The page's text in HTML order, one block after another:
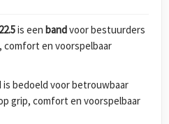
is een bandvoor bestuurders
comfort en voorspelbaar
is bedoeld voor betrouwbaar
grip, comfort en voorspelbaar